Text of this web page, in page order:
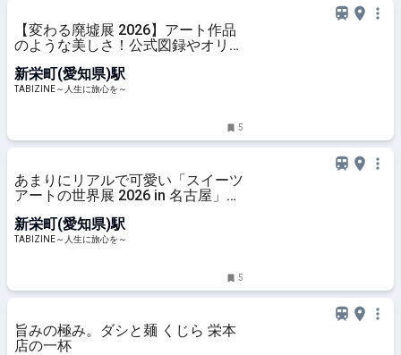
【変わる廃墟展 2026】アート作品
のような美しさ！公式図録やオリジ
TABIZINE～人生に旅心を～
新栄町(愛知県)駅
TABIZINE～人生に旅心を～
5
あまりにリアルで可愛い「スイーツ
アートの世界展 2026 in 名古屋」開
TABIZINE～人生に旅心を～
新栄町(愛知県)駅
TABIZINE～人生に旅心を～
5
旨みの極み。ダシと麺 くじら 栄本
店の一杯